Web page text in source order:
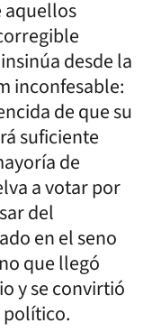
aquellos
desde la
inconfesable:
de que su
suficiente
de
a votar por
del
en el seno
que llegó
y se convirtió
político.